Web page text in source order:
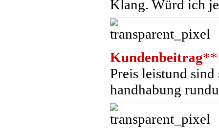
Klang. Würd ich
Kundenbeitrag**
Preis leistund
handhabung